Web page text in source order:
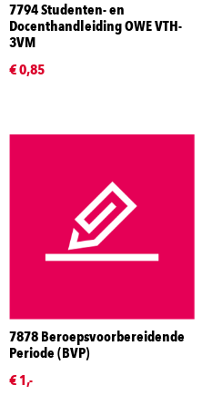
7794 Studenten- en
Docenthandleiding OWE VTH-
3VM
€ 0,85
7878 Beroepsvoorbereidende
Periode (BVP)
€ 1,-